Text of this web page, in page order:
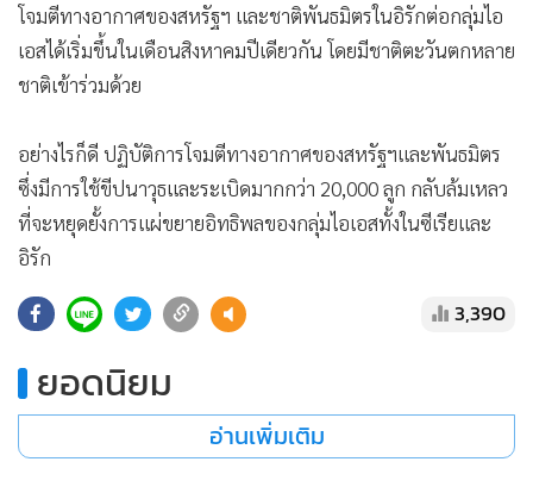
โจมตีทางอากาศของสหรัฐฯ และชาติพันธมิตรในอิรักต่อกลุ่มไอ
เอสได้เริ่มขึ้นในเดือนสิงหาคมปีเดียวกัน โดยมีชาติตะวันตกหลาย
ชาติเข้าร่วมด้วย
อย่างไรก็ดี ปฏิบัติการโจมตีทางอากาศของสหรัฐฯและพันธมิตร
ซึ่งมีการใช้ขีปนาวุธและระเบิดมากกว่า 20,000 ลูก กลับล้มเหลว
ที่จะหยุดยั้งการแผ่ขยายอิทธิพลของกลุ่มไอเอสทั้งในซีเรียและ
อิรัก
3,390
ยอดนิยม
อ่านเพิ่มเติม